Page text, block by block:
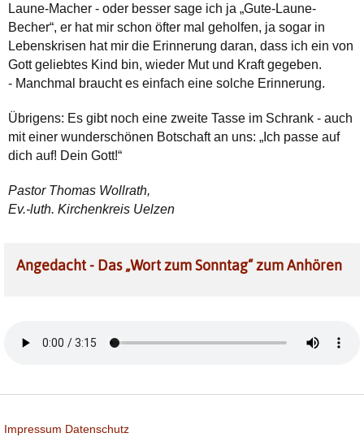
Laune-Macher - oder besser sage ich ja „Gute-Laune-
Becher“, er hat mir schon öfter mal geholfen, ja sogar in
Lebenskrisen hat mir die Erinnerung daran, dass ich ein von
Gott geliebtes Kind bin, wieder Mut und Kraft gegeben.
- Manchmal braucht es einfach eine solche Erinnerung.
Übrigens: Es gibt noch eine zweite Tasse im Schrank - auch
mit einer wunderschönen Botschaft an uns: „Ich passe auf
dich auf! Dein Gott!“
Pastor Thomas Wollrath,
Ev.-luth. Kirchenkreis Uelzen
Angedacht - Das „Wort zum Sonntag“ zum Anhören
Impressum Datenschutz